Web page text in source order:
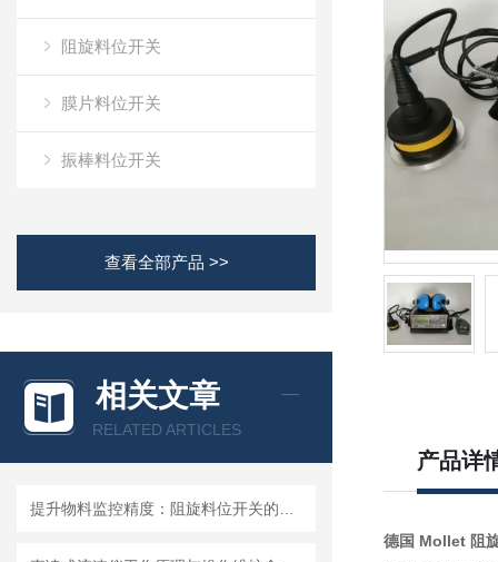
阻旋料位开关
膜片料位开关
振棒料位开关
查看全部产品 >>
相关文章
RELATED ARTICLES
产品详
德国 Mollet 阻